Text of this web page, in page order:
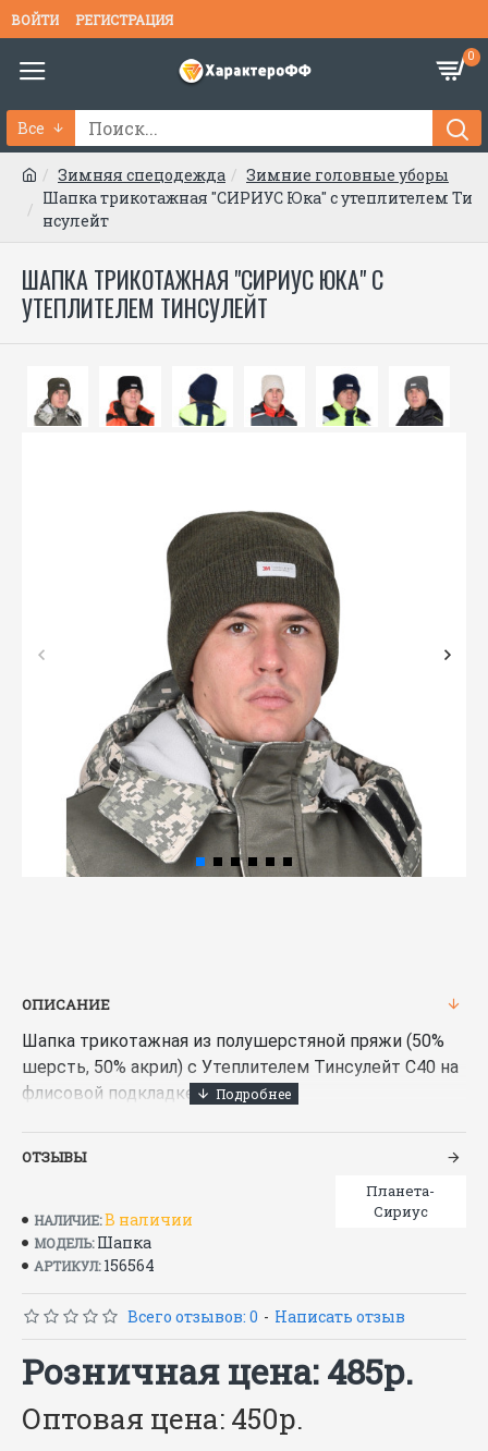
ВОЙТИ РЕГИСТРАЦИЯ
0
Все
Зимняя спецодежда
Зимние головные уборы
Шапка трикотажная "СИРИУС Юка" с утеплителем Ти
нсулейт
ШАПКА ТРИКОТАЖНАЯ "СИРИУС ЮКА" С
УТЕПЛИТЕЛЕМ ТИНСУЛЕЙТ
ОПИСАНИЕ
Шапка трикотажная из полушерстяной пряжи (50%
шерсть, 50% акрил) с Утеплителем Тинсулейт С40 на
флисовой подкладке.
Характеристики
Цвет —т. синий, т
Торговая марка / Бренд —
Утеплитель/Наполнитель — Thinsulate (3М)
ОТЗЫВЫ
НАЛИЧИЕ:В наличии
МОДЕЛЬ: Шапка
АРТИКУЛ: 156564
Планета-
Сириус
Всего отзывов: 0 - Написать отзыв
Розничная цена: 485р.
Оптовая цена: 450р.